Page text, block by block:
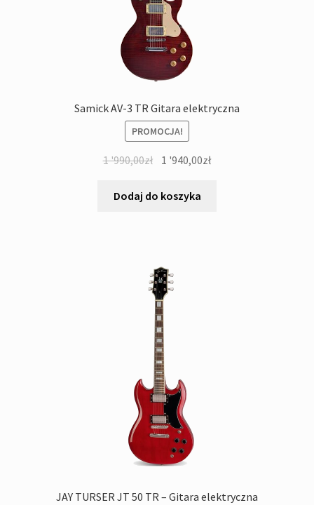
Samick AV-3 TR Gitara elektryczna
PROMOCJA!
1 '990,00zł Pierwotna
wynosiła:
1 '940,00złAktualna
Dodaj do koszyka
JAY TURSER JT 50 TR – Gitara elektryczna